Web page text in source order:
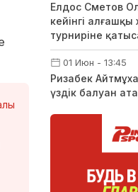
Елдос Сметов
кейінгі
турниріне
01 Июн - 13:45
Ризабек
үздік балуан